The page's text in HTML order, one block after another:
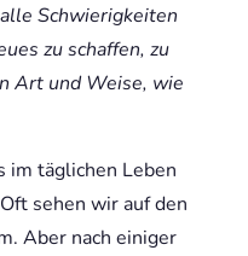
Schwierigkeiten
zu schaffen, zu
Art und Weise, wie
im täglichen Leben
sehen wir auf den
Aber nach einiger